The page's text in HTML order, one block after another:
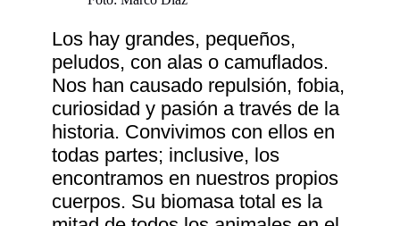
Los hay grandes, pequeños,
peludos, con alas o camuflados.
Nos han causado repulsión, fobia,
curiosidad y pasión a través de la
historia. Convivimos con ellos en
todas partes; inclusive, los
encontramos en nuestros propios
cuerpos. Su biomasa total es la